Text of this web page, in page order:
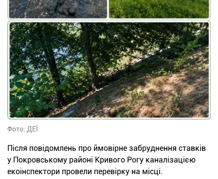
Фото: ДЕЇ
Після повідомлень про ймовірне забруднення ставків
у Покровському районі Кривого Рогу каналізацією
екоінспектори провели перевірку на місці.